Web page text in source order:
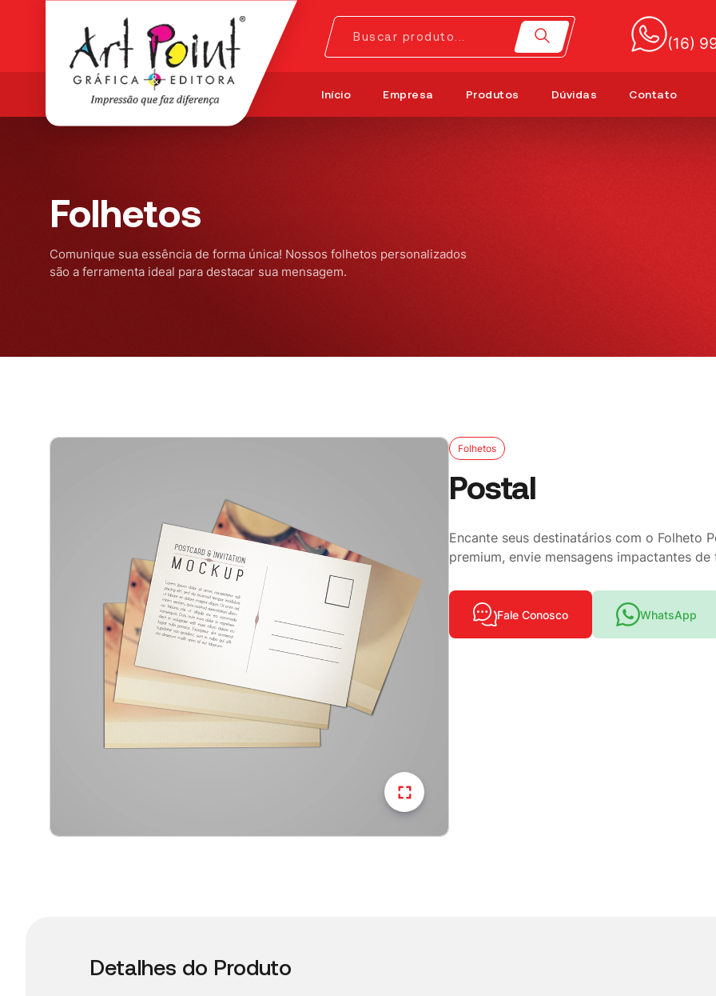
(16)
Início Empresa Produtos Dúvidas Contato
Folhetos
Comunique sua essência de forma única! Nossos folhetos personalizados
são a ferramenta ideal para destacar sua mensagem.
Folhetos
Postal
Encante seus destinatários com o Folheto
premium, envie mensagens impactantes
Fale Conosco WhatsApp
Detalhes do Produto